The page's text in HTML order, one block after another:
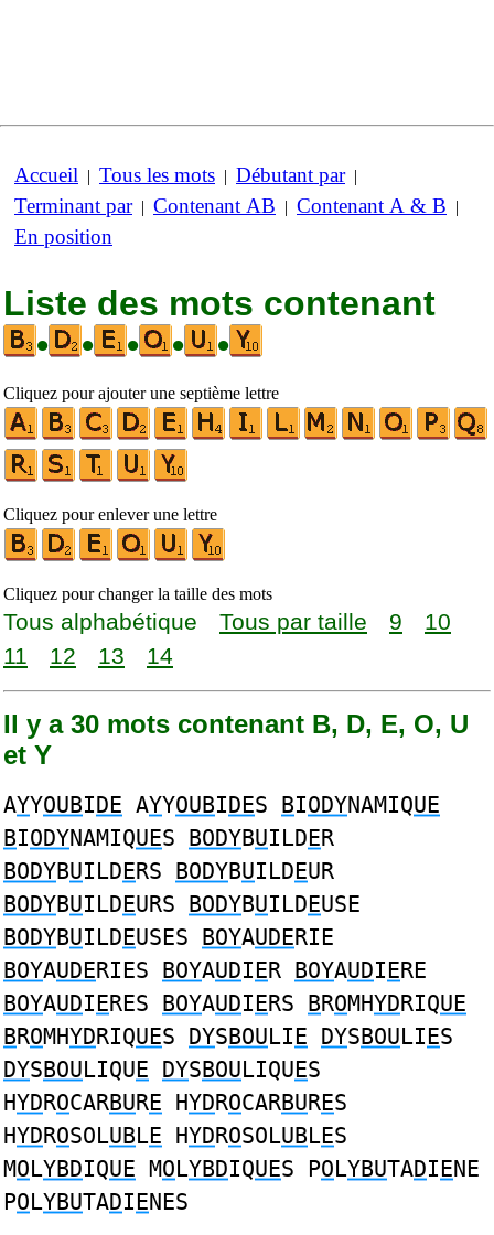
Accueil | Tous les mots | Débutant par|
Terminant par| Contenant AB | Contenant A & B |
En position
Liste des mots contenant
•
• • • •
Cliquez pour ajouter une septième lettre
Cliquez pour enlever une lettre
Cliquez pour changer la taille des mots
Tous alphabétique Tous par taille 9
10
11
12 13 14
Il y a 30 mots contenant B, D, E, O, U
et Y
AYYOUBIDE AYYOUBIDES BIODYNAMIQUE
BIODYNAMIQUES BODYBUILDER
BODYBUILDERS BODYBUILDEUR
BODYBUILDEURS BODYBUILDEUSE
BODYBUILDEUSES BOYAUDERIE
BOYAUDERIES BOYAUDIER BOYAUDIERE
BOYAUDIERES BOYAUDIERS BROMHYDRIQUE
BROMHYDRIQUES DYSBOULIE DYSBOULIES
DYSBOULIQUE DYSBOULIQUES
HYDROCARBURE HYDROCARBURES
HYDROSOLUBLE HYDROSOLUBLES
MOLYBDIQUE MOLYBDIQUES POLYBUTADIENE
POLYBUTADIENES